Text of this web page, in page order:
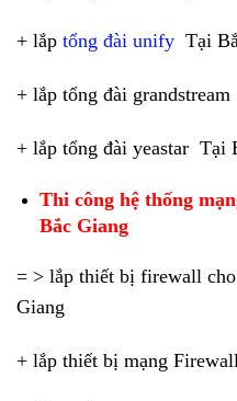
+ lắp tổng đài unify Tại
+ lắp tổng đài
+ lắp tổng đài yeastar Tại
Thi công hệ thống
Bắc Giang
= > lắp thiết bị firewall
Giang
+ lắp thiết bị mạng